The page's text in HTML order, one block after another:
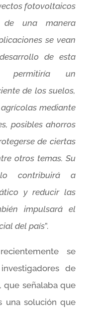
fotovoltaicos
una manera
se vean
de esta
permitiría un
de los suelos,
mediante
posibles ahorros
de ciertas
otros temas. Su
contribuirá a
y reducir las
impulsará el
del país”.
se
de
que señalaba que
una solución que